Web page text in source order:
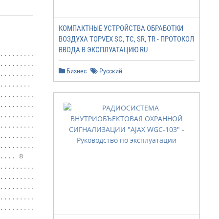
1
1
1
3
4
4
4
4
4
6
8
КОМПАКТНЫЕ УСТРОЙСТВА ОБРАБОТКИ
ВОЗДУХА TOPVEX SC, TC, SR, TR - ПРОТОКОЛ
ВВОДА В ЭКСПЛУАТАЦИЮ RU
Бизнес Русский